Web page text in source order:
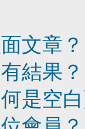
文章？
結果？
是空